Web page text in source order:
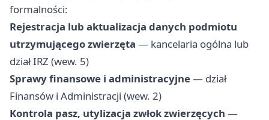
formalności:
Rejestracja lub aktualizacja danych podmiotu
utrzymującego zwierzęta — kancelaria ogólna lub
dział IRZ (wew. 5)
Sprawy finansowe i administracyjne— dział
Finansów i Administracji (wew. 2)
Kontrola pasz, utylizacja zwłok zwierzęcych —